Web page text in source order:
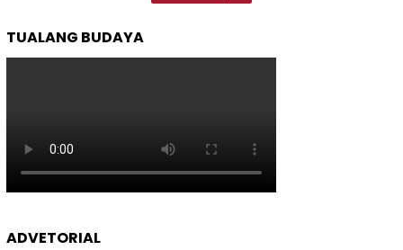
TUALANG BUDAYA
ADVETORIAL